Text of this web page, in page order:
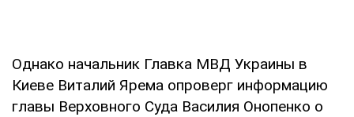
Однако начальник Главка МВД Украины в
Киеве Виталий Ярема опроверг информацию
главы Верховного Суда Василия Онопенко о